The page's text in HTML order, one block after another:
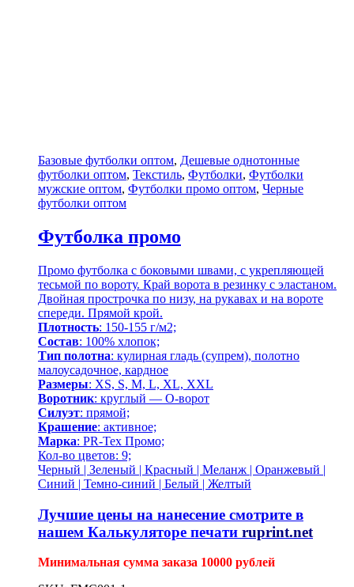
Базовые футболки оптом, Дешевые однотонные
футболки оптом, Текстиль, Футболки, Футболки
мужские оптом, Футболки промо оптом, Черные
футболки оптом
Футболка промо
Промо футболка с боковыми швами, с укрепляющей
тесьмой по вороту. Край ворота в резинку с эластаном.
Двойная прострочка по низу, на рукавах и на вороте
спереди. Прямой крой.
Плотность: 150-155 г/м2;
Состав: 100% хлопок;
Тип полотна: кулирная гладь (супрем), полотно
малоусадочное, кардное
Размеры: XS, S, M, L, XL, XXL
Воротник: круглый — О-ворот
Силуэт: прямой;
Крашение: активное;
Марка: PR-Tex Промо;
Кол-во цветов: 9;
Черный | Зеленый | Красный | Меланж | Оранжевый |
Синий | Темно-синий | Белый | Желтый
Лучшие цены на нанесение смотрите в
нашем Калькуляторе печати ruprint.net
Минимальная сумма заказа 10000 рублей